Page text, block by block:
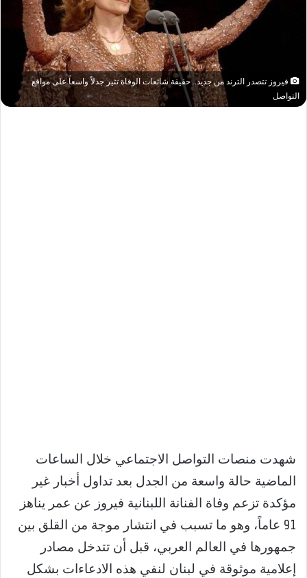
فيروز تتصدر الترند من جديد.. حقيقة شائعات الوفاة تثير جدلاً واسعاً على مواقع
التواصل
شهدت منصات التواصل الاجتماعي خلال الساعات
الماضية حالة واسعة من الجدل بعد تداول أخبار غير
مؤكدة تزعم وفاة الفنانة اللبنانية فيروز عن عمر يناهز
91 عاماً، وهو ما تسبب في انتشار موجة من القلق بين
جمهورها في العالم العربي، قبل أن تتدخل مصادر
إعلامية موثوقة في لبنان لنفي هذه الادعاءات بشكل